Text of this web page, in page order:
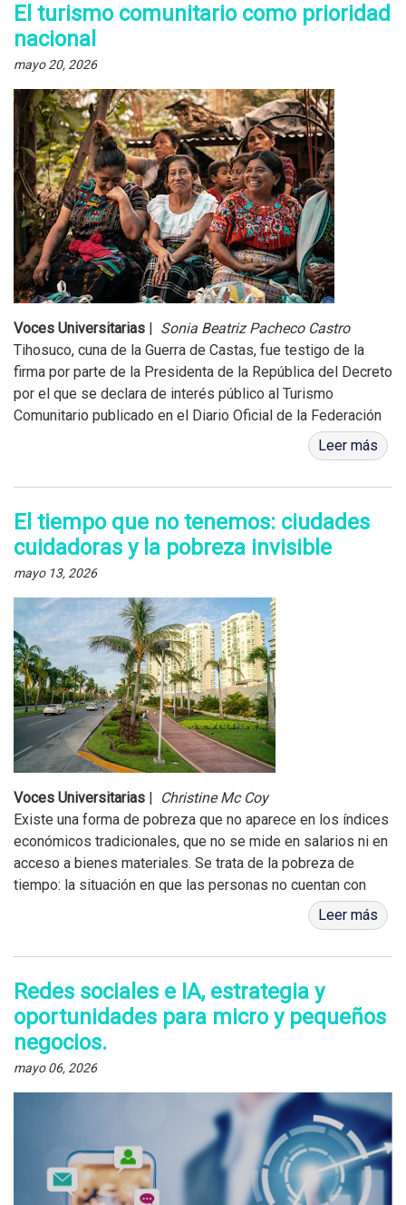
El turismo comunitario como prioridad
nacional
mayo 20, 2026
Voces Universitarias
Sonia Beatriz Pacheco Castro
Tihosuco, cuna de la Guerra de Castas, fue testigo de la
firma por parte de la Presidenta de la República del Decreto
por el que se declara de interés público al Turismo
Comunitario publicado en el Diario Oficial de la Federación
Leer más
El tiempo que no tenemos: ciudades
cuidadoras y la pobreza invisible
mayo 13, 2026
Voces Universitarias
Christine Mc Coy
Existe una forma de pobreza que no aparece en los índices
económicos tradicionales, que no se mide en salarios ni en
acceso a bienes materiales. Se trata de la pobreza de
tiempo: la situación en que las personas no cuentan con
Leer más
Redes sociales e IA, estrategia y
oportunidades para micro y pequeños
negocios.
mayo 06, 2026